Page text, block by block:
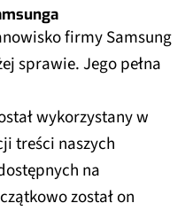
firmy Samsung
sprawie. Jego pełna
wykorzystany w
treści naszych
na
został on